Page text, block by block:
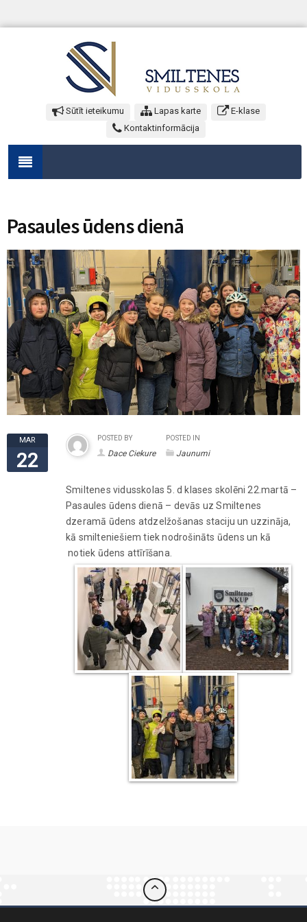
Sūtīt ieteikumu Lapas karte
E-klase
Kontaktinformācija
Pasaules ūdens dienā
MAR
22
POSTED BY
Dace Ciekure
POSTED IN
Jaunumi
Smiltenes vidusskolas 5. d klases skolēni 22.martā –
Pasaules ūdens dienā – devās uz Smiltenes
dzeramā ūdens atdzelžošanas staciju un uzzināja,
kā smilteniešiem tiek nodrošināts ūdens un kā
notiek ūdens attīrīšana.